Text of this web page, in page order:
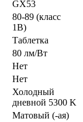
GX53
80-89 (класс
1В)
Таблетка
80 лм/Вт
Нет
Нет
Холодный
дневной 5300 K
Матовый (-ая)